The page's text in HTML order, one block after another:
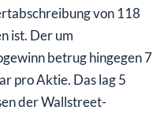
von 118
ist. Der um
betrug hingegen 7
pro Aktie. Das lag 5
der Wallstreet-